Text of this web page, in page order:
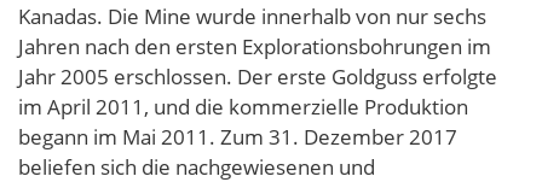
Kanadas. Die Mine wurde innerhalb von nur sechs
Jahren nach den ersten Explorationsbohrungen im
Jahr 2005 erschlossen. Der erste Goldguss erfolgte
im April 2011, und die kommerzielle Produktion
begann im Mai 2011. Zum 31. Dezember 2017
beliefen sich die nachgewiesenen und